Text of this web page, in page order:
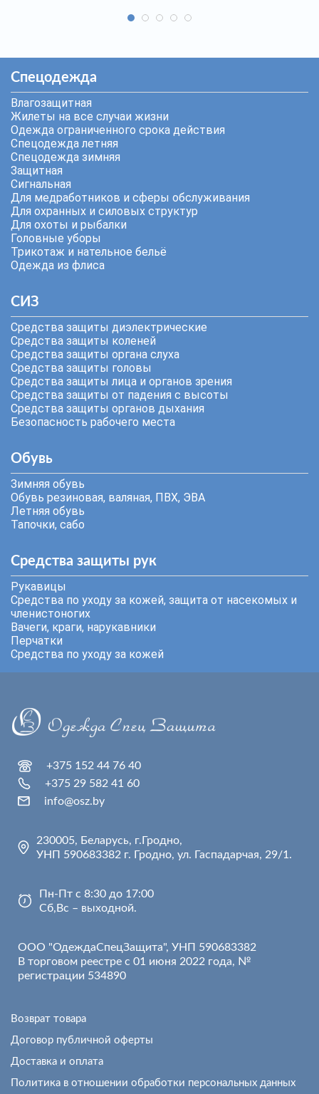
Спецодежда
Влагозащитная
Жилеты на все случаи жизни
Одежда ограниченного срока действия
Спецодежда летняя
Спецодежда зимняя
Защитная
Сигнальная
Для медработников и сферы обслуживания
Для охранных и силовых структур
Для охоты и рыбалки
Головные уборы
Трикотаж и нательное бельё
Одежда из флиса
СИЗ
Средства защиты диэлектрические
Средства защиты коленей
Средства защиты органа слуха
Средства защиты головы
Средства защиты лица и органов зрения
Средства защиты от падения с высоты
Средства защиты органов дыхания
Безопасность рабочего места
Обувь
Зимняя обувь
Обувь резиновая, валяная, ПВХ, ЭВА
Летняя обувь
Тапочки, сабо
Средства защиты рук
Рукавицы
Средства по уходу за кожей, защита от насекомых и
членистоногих
Вачеги, краги, нарукавники
Перчатки
Средства по уходу за кожей
+375 152 44 76 40
+375 29 582 41 60
info@osz.by
230005, Беларусь, г.Гродно,
УНП 590683382 г. Гродно, ул. Гаспадарчая, 29/1.
Пн-Пт с 8:30 до 17:00
Сб,Вс – выходной.
ООО "ОдеждаСпецЗащита", УНП 590683382
В торговом реестре с 01 июня 2022 года, №
регистрации 534890
Возврат товара
Договор публичной оферты
Доставка и оплата
Политика в отношении обработки персональных данных